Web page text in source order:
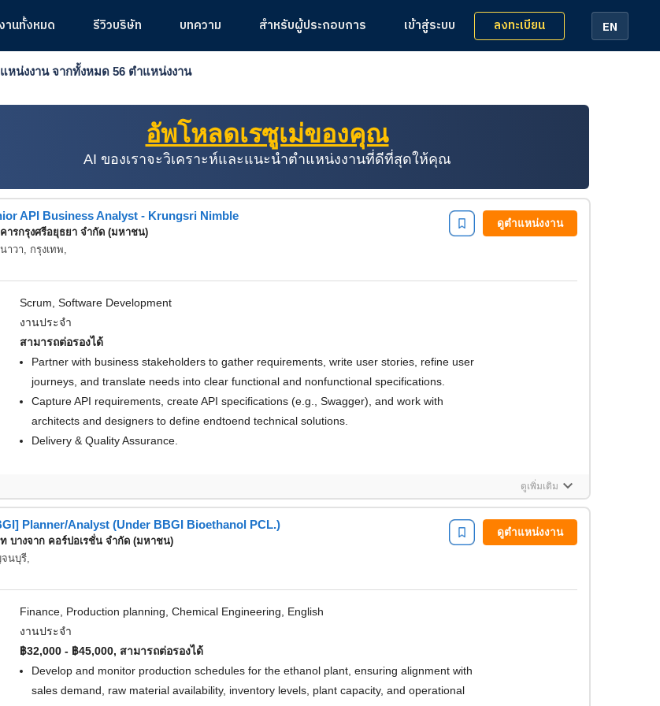
านทั้งหมด รีวิวบริษัท บทความ สำหรับผู้ประกอบการ เข้าสู่ระบบ ลงทะเบียน EN
หน่งงานจากทั้งหมด 56 ตำแหน่งงาน
อัพโหลดเรซูเม่ของคุณ
AI ของเราจะวิเคราะห์และแนะนำตำแหน่งงานที่ดีที่สุดให้คุณ
API Business Analyst - Krungsri Nimble
ารกรุงศรีอยุธยา จำกัด (มหาชน)
าวา, กรุงเทพ,
ดูตำแหน่งงาน
Scrum, Software Development
งานประจำ
สามารถต่อรองได้
Partner with business stakeholders to gather requirements, write user stories, refine user
journeys, and translate needs into clear functional and nonfunctional specifications.
Capture API requirements, create API specifications (e.g., Swagger), and work with
architects and designers to define endtoend technical solutions.
Delivery & Quality Assurance.
ดูเพิ่มเติม keyboard_arrow_down
Planner/Analyst (Under BBGI Bioethanol PCL.)
บางจาก คอร์ปอเรชั่น จํากัด (มหาชน)
นบุรี,
ดูตำแหน่งงาน
Finance, Production planning, Chemical Engineering, English
งานประจำ
฿32,000 - ฿45,000, สามารถต่อรองได้
Develop and monitor production schedules for the ethanol plant, ensuring alignment with
sales demand, raw material availability, inventory levels, plant capacity, and operational